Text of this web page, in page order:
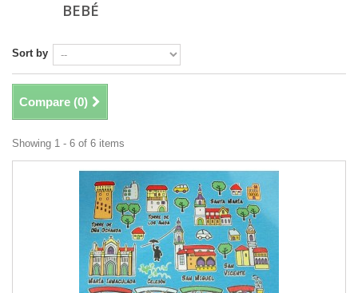
BEBÉ
Sort by
Compare (0)
Showing 1 - 6 of 6 items